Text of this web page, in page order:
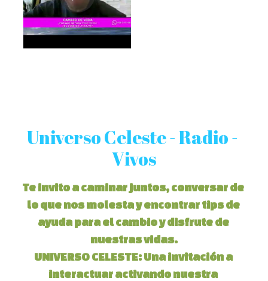
Universo Celeste - Radio -
Vivos
Te invito a caminar juntos, conversar de
lo que nos molesta y encontrar tips de
ayuda para el cambio y disfrute de
nuestras vidas.
UNIVERSO CELESTE: Una invitación a
interactuar activando nuestra